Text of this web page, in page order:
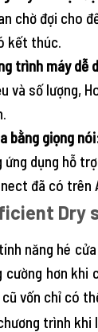
chờ đợi cho
kết thúc.
trình máy dễ
và số lượng,
bằng giọng
dụng hỗ
đã có trên
Dry
năng hé
cường hơn khi
vốn chỉ có